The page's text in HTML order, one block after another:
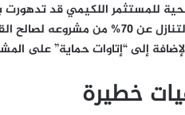
للمستثمر اللكيمي قد
تسعى المليشيا إلى إجباره على
إلى “إتاوات حماية” على
خطيرة